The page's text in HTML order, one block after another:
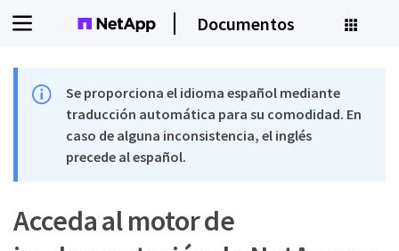
Documentos
Se proporciona el idioma español mediante
traducción automática para su comodidad. En
caso de alguna inconsistencia, el inglés
precede al español.
Acceda al motor de